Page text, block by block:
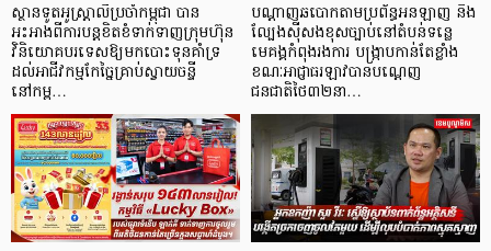
ស្ថានទូតអូស្ត្រាលីប្រចាំកម្ពុជា បាន
អះអាងពីការបន្តខិតខំទាក់ទាញក្រុមហ៊ុន
វិនិយោគបរទេសឱ្យមកបោះទុនគាំទ្រ
ដល់អាជីវកម្មកែច្នៃគ្រាប់ស្វាយចន្ទី
នៅកម្ព…
បណ្តាញឆបោកតាមប្រព័ន្ធអនឡាញ និង
ល្បែងស៊ីសងខុសច្បាប់នៅតំបន់ទន្លេ
មេគង្គកំពុងរងការ បង្ក្រាប​កាន់តែខ្លាំង
ខណៈអាជ្ញាធរឡាវបានបណ្តេញ
ជនជាតិថៃ៣២នា…